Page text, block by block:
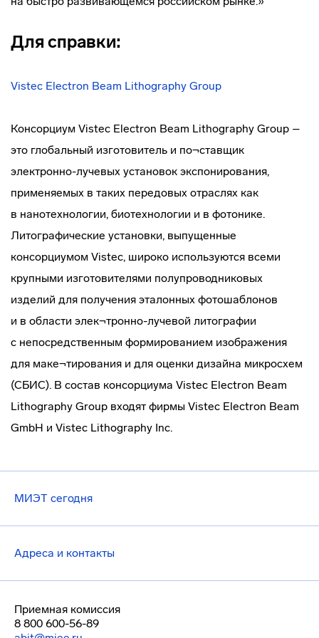
Для справки:
Vistec Electron Beam Lithography Group
Консорциум Vistec Electron Beam Lithography Group –
это глобальный изготовитель и по¬ставщик
электронно-лучевых установок экспонирования,
применяемых в таких передовых отраслях как
в нанотехнологии, биотехнологии и в фотонике.
Литографические установки, выпущенные
консорциумом Vistec, широко используются всеми
крупными изготовителями полупроводниковых
изделий для получения эталонных фотошаблонов
и в области элек¬тронно-лучевой литографии
с непосредственным формированием изображения
для маке¬тирования и для оценки дизайна микросхем
(СБИС). В состав консорциума Vistec Electron Beam
Lithography Group входят фирмы Vistec Electron Beam
GmbH и Vistec Lithography Inc.
МИЭТ сегодня
Адреса и контакты
Приемная комиссия
8 800 600-56-89